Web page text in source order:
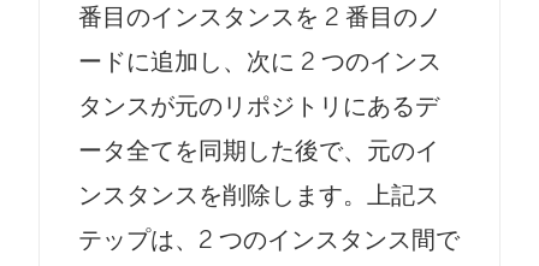
番目のインスタンスを 2 番目のノ
ードに追加し、次に 2 つのインス
タンスが元のリポジトリにあるデ
ータ全てを同期した後で、元のイ
ンスタンスを削除します。上記ス
テップは、2 つのインスタンス間で